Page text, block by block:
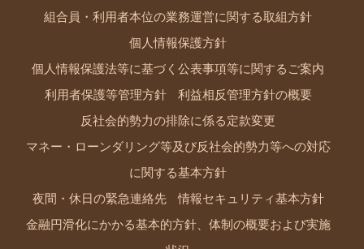
組合員・利用者本位の業務運営に関する取組方針
個人情報保護方針
個人情報保護法等に基づく公表事項等に関するご案内
利用者保護等管理方針 利益相反管理方針の概要
反社会的勢力の排除に係る定款変更
マネー・ローンダリング等及び反社会的勢力等への対応
に関する基本方針
夜間・休日の緊急連絡先 情報セキュリティ基本方針
金融円滑化にかかる基本的方針、体制の概要および実施